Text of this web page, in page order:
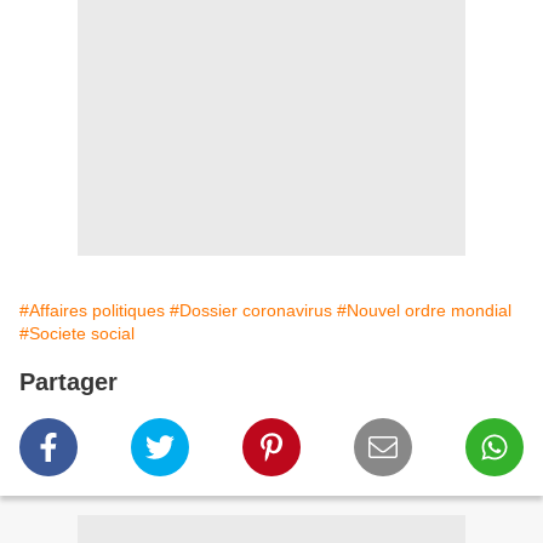
#Affaires politiques #Dossier coronavirus #Nouvel ordre mondial
#Societe social
Partager